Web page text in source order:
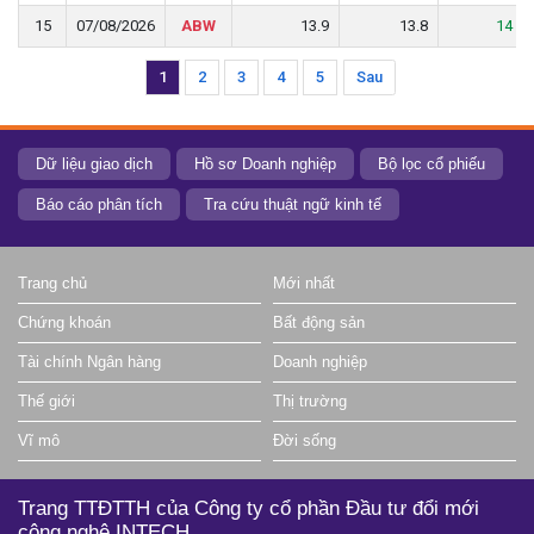
15 07/08/2026 ABW 13.9 13.8 14
15 07/08/2026 ABW 13.9 13.8 14
1 2 3 4 5 Sau
Dữ liệu giao dịch Hồ sơ Doanh nghiệp Bộ lọc cổ phiếu
Báo cáo phân tích Tra cứu thuật ngữ kinh tế
Trang chủ Mới nhất
Chứng khoán Bất động sản
Tài chính Ngân hàng Doanh nghiệp
Thế giới Thị trường
Vĩ mô Đời sống
Trang TTĐTTH của Công ty cổ phần Đầu tư đổi mới